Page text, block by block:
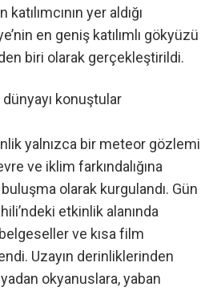
yer aldığı
en geniş katılımlı gökyüzü
biri olarak gerçekleştirildi.
konuştular
yalnızca bir meteor gözlemi
ve iklim farkındalığına
olarak kurgulandı. Gün
etkinlik alanında
ve kısa film
Uzayın derinliklerinden
okyanuslara, yaban